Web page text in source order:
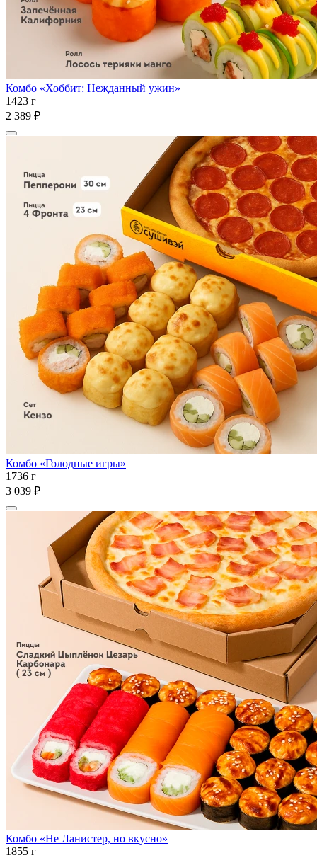
Комбо «Хоббит: Нежданный ужин»
1423 г
2 389 ₽
Комбо «Голодные игры»
1736 г
3 039 ₽
Комбо «Не Ланистер, но вкусно»
1855 г